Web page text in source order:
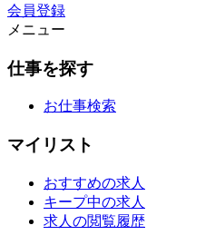
会員登録
メニュー
仕事を探す
お仕事検索
マイリスト
おすすめの求人
キープ中の求人
求人の閲覧履歴